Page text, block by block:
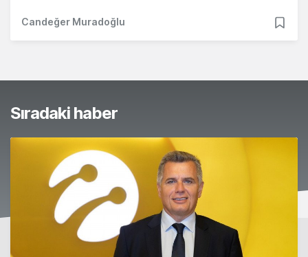
Candeğer Muradoğlu
Sıradaki haber